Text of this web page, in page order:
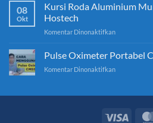
Kesehatan
dan
08
Okt
Kursi Roda Aluminium
Hostech
Komentar Dinonaktifkanpada
Roda
Murah
Pulse Oximeter Portabel
Komentar Dinonaktifkanpada
CMS50DL1